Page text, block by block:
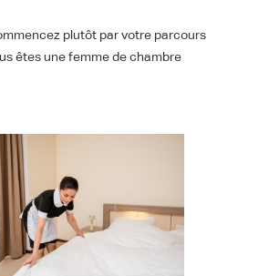
plutôt par votre parcours
êtes une femme de chambre